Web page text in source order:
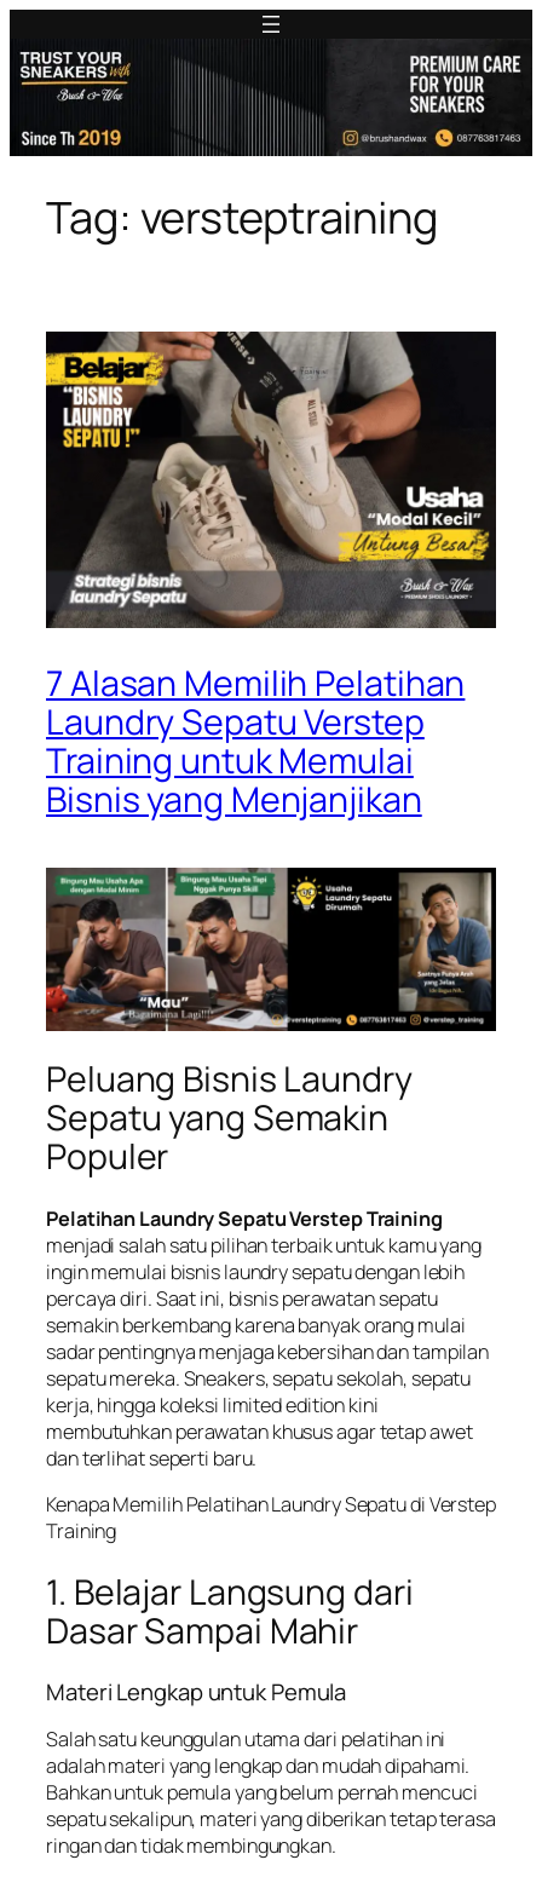
Tag: versteptraining
7 Alasan Memilih Pelatihan
Laundry Sepatu Verstep
Training untuk Memulai
Bisnis yang Menjanjikan
Peluang Bisnis Laundry
Sepatu yang Semakin
Populer
Pelatihan Laundry Sepatu Verstep Training
menjadi salah satu pilihan terbaik untuk kamu yang
ingin memulai bisnis laundry sepatu dengan lebih
percaya diri. Saat ini, bisnis perawatan sepatu
semakin berkembang karena banyak orang mulai
sadar pentingnya menjaga kebersihan dan tampilan
sepatu mereka. Sneakers, sepatu sekolah, sepatu
kerja, hingga koleksi limited edition kini
membutuhkan perawatan khusus agar tetap awet
dan terlihat seperti baru.
Kenapa Memilih Pelatihan Laundry Sepatu di Verstep
Training
1. Belajar Langsung dari
Dasar Sampai Mahir
Materi Lengkap untuk Pemula
Salah satu keunggulan utama dari pelatihan ini
adalah materi yang lengkap dan mudah dipahami.
Bahkan untuk pemula yang belum pernah mencuci
sepatu sekalipun, materi yang diberikan tetap terasa
ringan dan tidak membingungkan.